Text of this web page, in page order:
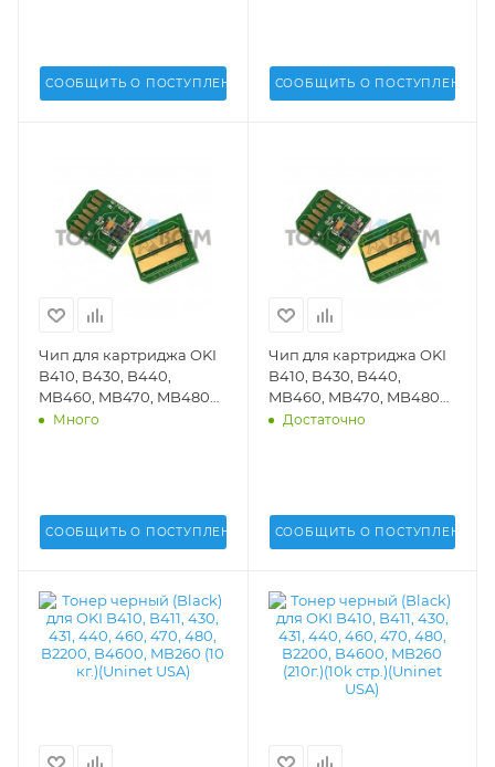
СООБЩИТЬ О ПОСТУПЛЕНИИ СООБЩИТЬ О ПОСТУПЛЕНИИ
Чип для картриджа OKI
B410, B430, B440,
MB460, MB470, MB480
(7k стр.)(DV Inc.) -
Много
СООБЩИТЬ О ПОСТУПЛЕНИИ
Чип для картриджа OKI
B410, B430, B440,
MB460, MB470, MB480
(3,5k стр.)(DV Inc.) -
Достаточно
СООБЩИТЬ О ПОСТУПЛЕНИИ